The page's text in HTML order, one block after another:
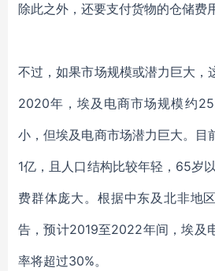
除此之外，还要支付货物的仓储费
不过，如果市场规模或潜力巨大，
2020年，埃及电商市场规模约
小，但埃及电商市场潜力巨大。目
1亿，且人口结构比较年轻，65岁
费群体庞大。根据中东及北非地
告，预计2019至2022年间，埃及
率将超过30%。